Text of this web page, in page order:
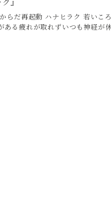
らだ再起動 ハナヒラク 若いこ
る疲れが取れずいつも神経が